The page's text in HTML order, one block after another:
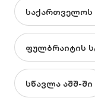
საქართველოს
ფულბრაიტის
სწავლა აშშ-ში